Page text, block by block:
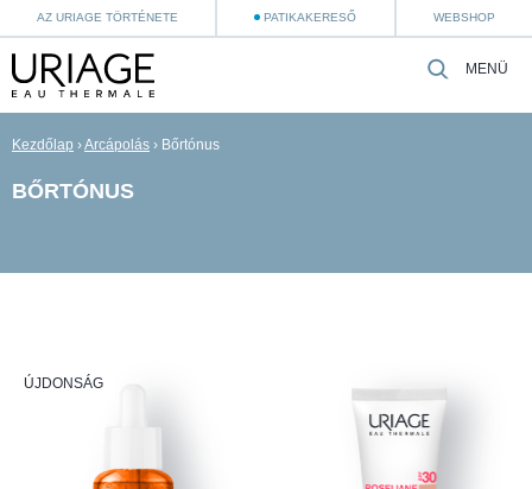
AZ URIAGE TÖRTÉNETE PATIKAKERESŐ WEBSHOP
MENÜ
Kezdőlap ›Arcápolás › Bőrtónus
BŐRTÓNUS
ÚJDONSÁG